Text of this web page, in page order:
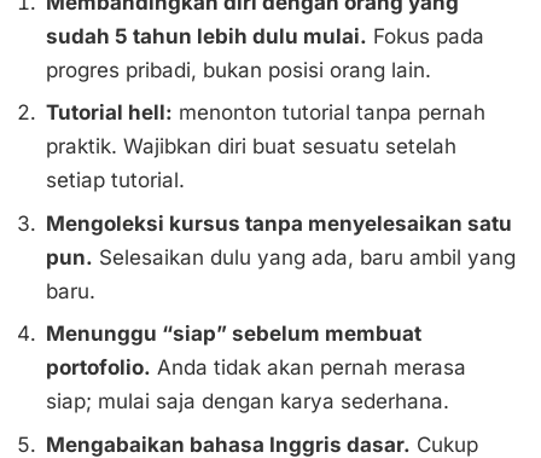
sudah 5 tahun lebih dulu mulai. Fokus pada
progres pribadi, bukan posisi orang lain.
Tutorial hell: menonton tutorial tanpa pernah
praktik. Wajibkan diri buat sesuatu setelah
setiap tutorial.
Mengoleksi kursus tanpa menyelesaikan satu
pun. Selesaikan dulu yang ada, baru ambil yang
baru.
Menunggu “siap” sebelum membuat
portofolio. Anda tidak akan pernah merasa
siap; mulai saja dengan karya sederhana.
Mengabaikan bahasa Inggris dasar. Cukup